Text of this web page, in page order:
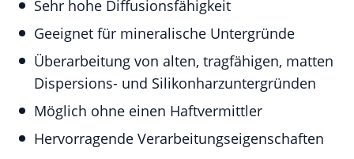
Sehr hohe Diffusionsfähigkeit
Geeignet für mineralische Untergründe
Überarbeitung von alten, tragfähigen, matten
Dispersions- und Silikonharzuntergründen
Möglich ohne einen Haftvermittler
Hervorragende Verarbeitungseigenschaften